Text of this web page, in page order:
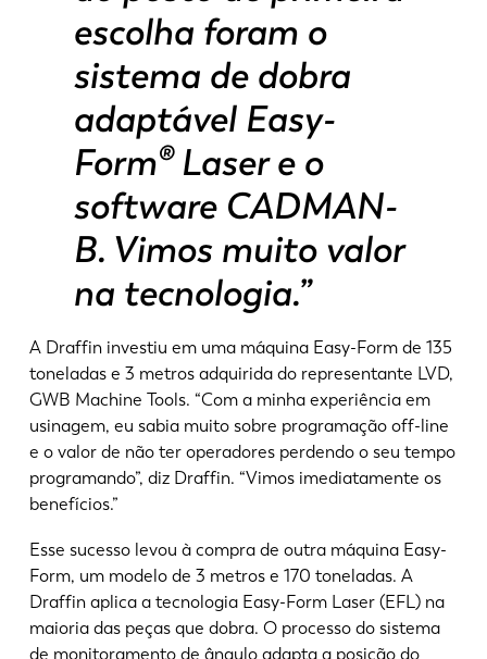
escolha foram o
sistema de dobra
adaptável Easy-
Form® Laser e o
software CADMAN-
B. Vimos muito valor
na tecnologia.”
A Draffin investiu em uma máquina Easy-Form de 135
toneladas e 3 metros adquirida do representante LVD,
GWB Machine Tools. “Com a minha experiência em
usinagem, eu sabia muito sobre programação off-line
e o valor de não ter operadores perdendo o seu tempo
programando”, diz Draffin. “Vimos imediatamente os
benefícios.”
Esse sucesso levou à compra de outra máquina Easy-
Form, um modelo de 3 metros e 170 toneladas. A
Draffin aplica a tecnologia Easy-Form Laser (EFL) na
maioria das peças que dobra. O processo do sistema
de monitoramento de ângulo adapta a posição do